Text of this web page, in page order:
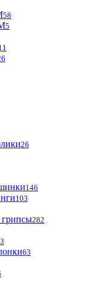
58
5
26
146
103
грипсы282
63